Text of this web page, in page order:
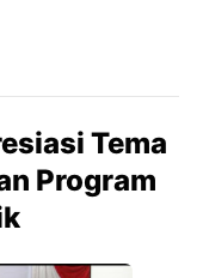
Tema
Program